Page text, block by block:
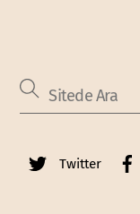
Twitter